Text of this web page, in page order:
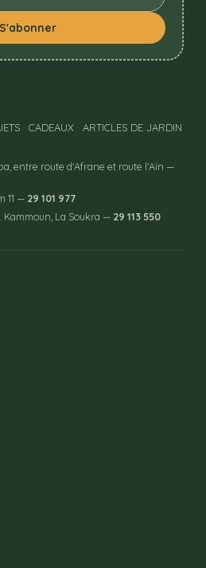
S'abonner
· CADEAUX · ARTICLES DE JARDIN
entre route d'Afrane et route l'Aïn —
11 — 29 101 977
Kammoun, La Soukra — 29 113 550